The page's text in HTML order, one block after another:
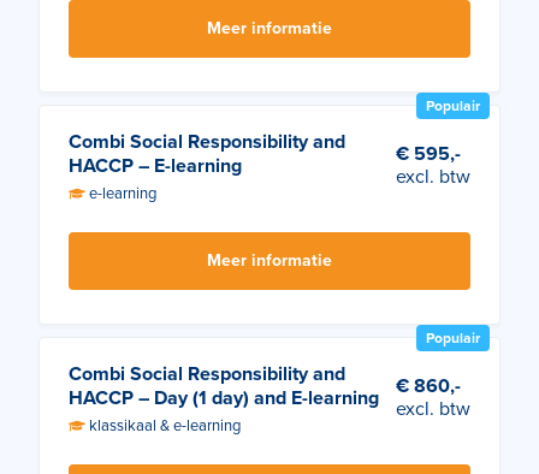
Meer informatie
Combi Social Responsibility and
HACCP – E-learning
e-learning
Populair
€ 595,-
excl. btw
Meer informatie
Combi Social Responsibility and
HACCP – Day (1 day) and E-learning
klassikaal & e-learning
Populair
€ 860,-
excl. btw